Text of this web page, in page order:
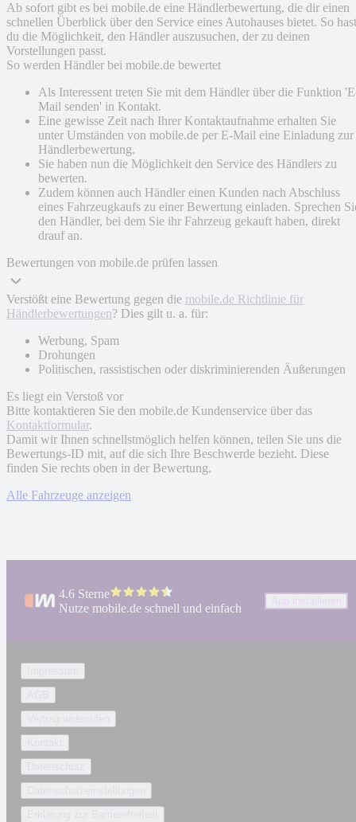
Ab sofort gibt es bei mobile.de eine Händlerbewertung, die dir einen
schnellen Überblick über den Service eines Autohauses bietet. So hast
du die Möglichkeit, den Händler auszusuchen, der zu deinen
Vorstellungen passt.
So werden Händler bei mobile.de bewertet
Als Interessent treten Sie mit dem Händler über die Funktion
Mail senden' in Kontakt.
Eine gewisse Zeit nach Ihrer Kontaktaufnahme erhalten Sie
unter Umständen von mobile.de per E-Mail eine Einladung zur
Händlerbewertung.
Sie haben nun die Möglichkeit den Service des Händlers zu
bewerten.
Zudem können auch Händler einen Kunden nach Abschluss
eines Fahrzeugkaufs zu einer Bewertung einladen. Sprechen
den Händler, bei dem Sie ihr Fahrzeug gekauft haben, direkt
drauf an.
Bewertungen von mobile.de prüfen lassen
Verstößt eine Bewertung gegen die mobile.de Richtlinie für
Händlerbewertungen? Dies gilt u. a. für:
Werbung, Spam
Drohungen
Politischen, rassistischen oder diskriminierenden Äußerungen
Es liegt ein Verstoß vor
Bitte kontaktieren Sie den mobile.de Kundenservice über das
Kontaktformular.
Damit wir Ihnen schnellstmöglich helfen können, teilen Sie uns die
Bewertungs-ID mit, auf die sich Ihre Beschwerde bezieht. Diese
finden Sie rechts oben in der Bewertung.
Alle Fahrzeuge anzeigen
4.6 Sterne
Nutze mobile.de schnell und einfach